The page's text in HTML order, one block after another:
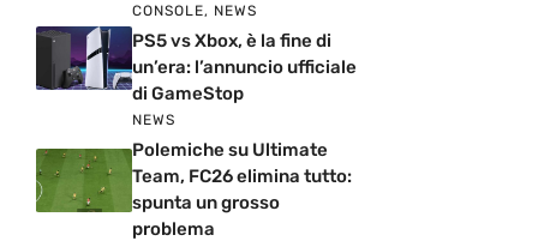
CONSOLE, NEWS
PS5 vs Xbox, è la fine di
un’era: l’annuncio ufficiale
di GameStop
NEWS
Polemiche su Ultimate
Team, FC26 elimina tutto:
spunta un grosso
problema